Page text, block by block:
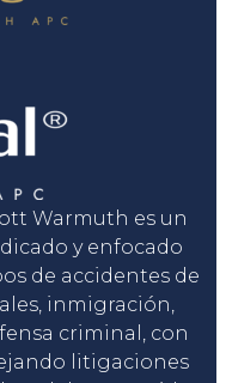
Warmuth es un
y enfocado
de accidentes de
inmigración,
criminal, con
litigaciones